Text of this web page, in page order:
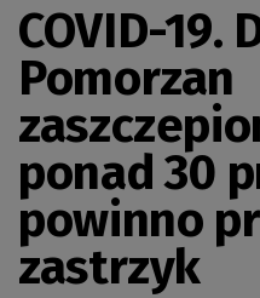
COVID-19.
Pomorzan
ponad 30
powinno
zastrzyk